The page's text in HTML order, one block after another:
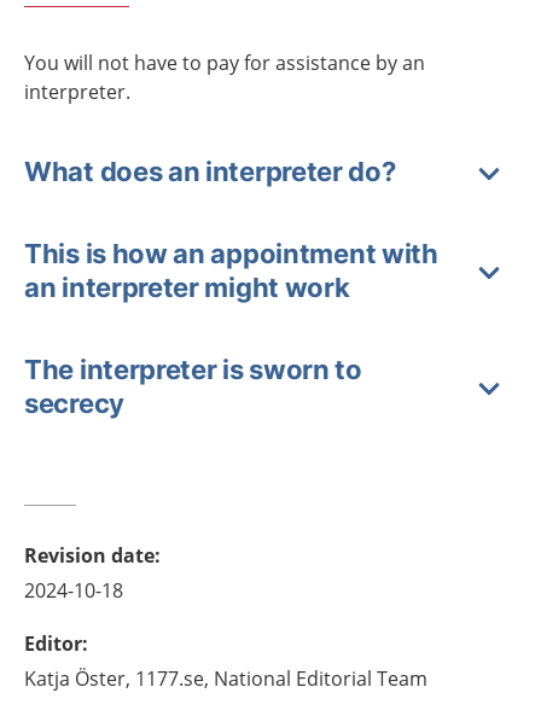
You will not have to pay for assistance by an
interpreter.
What does an interpreter do?
This is how an appointment with
an interpreter might work
The interpreter is sworn to
secrecy
Revision date:
2024-10-18
Editor:
Katja Öster, 1177.se, National Editorial Team